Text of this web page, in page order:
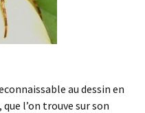
au dessin en
l’on trouve sur son